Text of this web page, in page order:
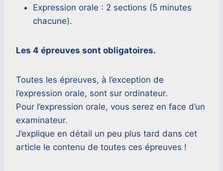
Expression orale : 2 sections (5 minutes
chacune).
Les 4 épreuves sont obligatoires.
Toutes les épreuves, à l’exception de
l’expression orale, sont sur ordinateur.
Pour l’expression orale, vous serez en face d’un
examinateur.
J’explique en détail un peu plus tard dans cet
article le contenu de toutes ces épreuves !